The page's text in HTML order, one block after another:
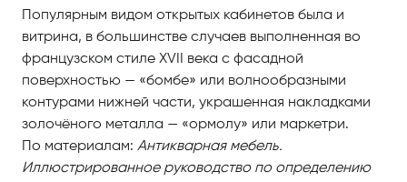
Популярным видом открытых кабинетов была и
витрина, в большинстве случаев выполненная во
французском стиле XVII века с фасадной
поверхностью — «бомбе» или волнообразными
контурами нижней части, украшенная накладками
золочёного металла — «ормолу» или маркетри.
По материалам: Антикварная мебель.
Иллюстрированное руководство по определению